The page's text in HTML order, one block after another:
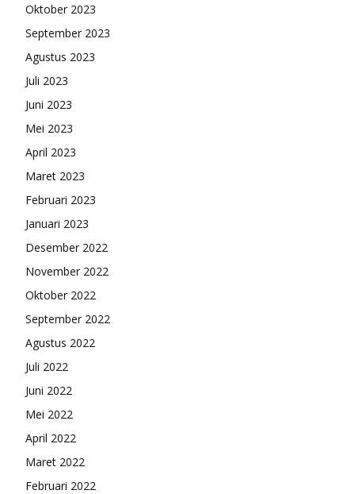
Oktober 2023
September 2023
Agustus 2023
Juli 2023
Juni 2023
Mei 2023
April 2023
Maret 2023
Februari 2023
Januari 2023
Desember 2022
November 2022
Oktober 2022
September 2022
Agustus 2022
Juli 2022
Juni 2022
Mei 2022
April 2022
Maret 2022
Februari 2022